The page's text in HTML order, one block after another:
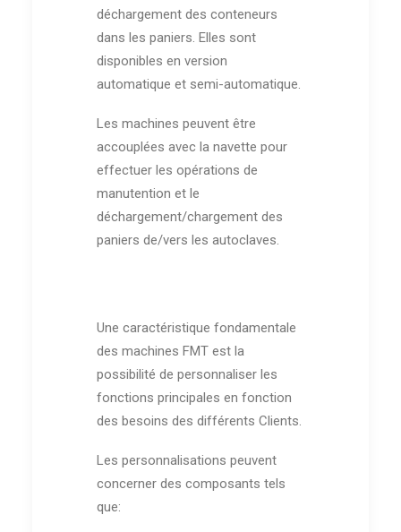
déchargement des conteneurs
dans les paniers. Elles sont
disponibles en version
automatique et semi-automatique.
Les machines peuvent être
accouplées avec la navette pour
effectuer les opérations de
manutention et le
déchargement/chargement des
paniers de/vers les autoclaves.
Une caractéristique fondamentale
des machines FMT est la
possibilité de personnaliser les
fonctions principales en fonction
des besoins des différents Clients.
Les personnalisations peuvent
concerner des composants tels
que: